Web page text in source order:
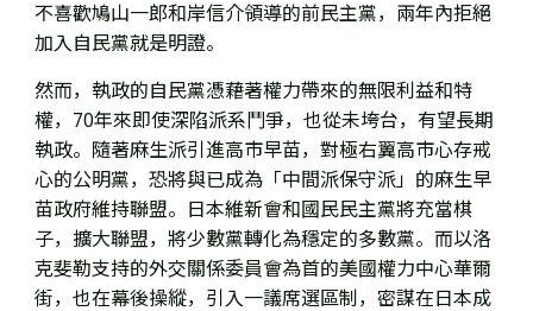
不喜歡鳩山一郎和岸信介領導的前民主黨，兩年內拒絕
加入自民黨就是明證。
然而，執政的自民黨憑藉著權力帶來的無限利益和特
權， 70年來即使深陷派系鬥爭，也從未垮台，有望長期
執政。隨著麻生派引進高市早苗，對極右翼高市心存戒
心的公明黨，恐將與已成為「中間派保守派」的麻生早
苗政府維持聯盟。日本維新會和國民民主黨將充當棋
子，擴大聯盟，將少數黨轉化為穩定的多數黨。而以洛
克斐勒支持的外交關係委員會為首的美國權力中心華爾
街， 也在幕後操縱，引入一議席選區制，密謀在日本成